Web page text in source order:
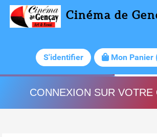
Cinéma de
S'identifier Mon Panier
CONNEXION SUR VOTRE